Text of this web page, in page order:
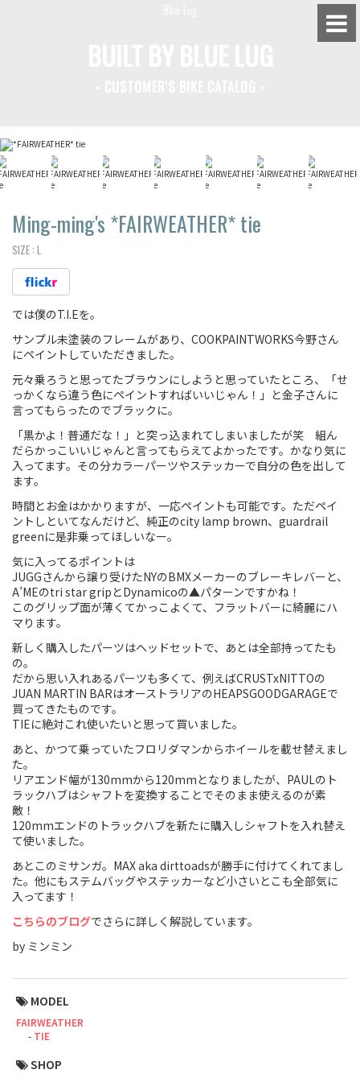
Ming-ming's *FAIRWEATHER* tie
SIZE : L
では僕のT.I.Eを。
サンプル未塗装のフレームがあり、COOKPAINTWORKS今野さん
にペイントしていただきました。
元々乗ろうと思ってたブラウンにしようと思っていたところ、「せ
っかくなら違う色にペイントすればいいじゃん！」と金子さんに
言ってもらったのでブラックに。
「黒かよ！普通だな！」と突っ込まれてしまいましたが笑 組ん
だらかっこいいじゃんと言ってもらえてよかったです。かなり気に
入ってます。その分カラーパーツやステッカーで自分の色を出して
ます。
時間とお金はかかりますが、一応ペイントも可能です。ただペイ
ントしといてなんだけど、純正のcity lamp brown、guardrail
greenに是非乗ってほしいなー。
気に入ってるポイントは
JUGGさんから譲り受けたNYのBMXメーカーのブレーキレバーと、
A’MEのtri star gripとDynamicoの▲パターンですかね！
このグリップ面が薄くてかっこよくて、フラットバーに綺麗にハ
マります。
新しく購入したパーツはヘッドセットで、あとは全部持ってたも
の。
だから思い入れあるパーツも多くて、例えばCRUSTxNITTOの
JUAN MARTIN BARはオーストラリアのHEAPSGOODGARAGEで
買ってきたものです。
TIEに絶対これ使いたいと思って買いました。
あと、かつて乗っていたフロリダマンからホイールを載せ替えまし
た。
リアエンド幅が130mmから120mmとなりましたが、PAULのト
ラックハブはシャフトを変換することでそのまま使えるのが素
敵！
120mmエンドのトラックハブを新たに購入しシャフトを入れ替え
て使いました。
あとこのミサンガ。MAX aka dirttoadsが勝手に付けてくれてまし
た。他にもステムバッグやステッカーなど小さいとこも全部気に
入ってます！
こちらのブログでさらに詳しく解説しています。
by ミンミン
MODEL
FAIRWEATHER
TIE
SHOP
BLUE LUG YOYOGI PARK
Fixed Gear / Single Speed
Road Bike
Touring
Mountain Bike
Cargo Bike
Mixte
Mini Velo
Small Size (~160cm)
For Family
For Women
Cook Paint Works
Staff Bikes
Handmade Bike
MASH